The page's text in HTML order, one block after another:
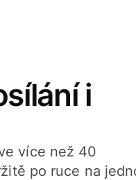
i
více než 40
po ruce na